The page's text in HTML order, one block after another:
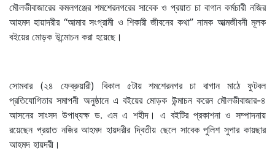
মৌলভীবাজারের কমলগঞ্জের শমশেরনগরের সাবেক ও প্রয়াত চা বাগান কর্মচারী নজির
আহমদ হায়াদরীর “আমার সংগ্রামী ও শিকারী জীবনের কথা” নামক আত্মজীবনী মূলক
বইয়ের মোড়ক উন্মোচন করা হয়েছে।
সোমবার (২৪ ফেব্রুয়ারী) বিকাল ৫টায় শমশেরনগর চা বাগান মাঠে ফুটবল
প্রতিযোগিতার সমাপনী অনুষ্ঠানে এ বইয়ের মোড়ক উন্মাচন করেন মৌলভীবাজার-৪
আসনের সাংসদ উপাধ্যক্ষ ড. এম এ শহীদ। এ বইটির প্রকাশনা ও সম্পাদনায়
রয়েছেন প্রয়াত নজির আহমদ হায়দরীর দ্বিতীয় ছেলে সাবেক পুলিশ সুপার কায়ছার
আহমদ হায়দরী।